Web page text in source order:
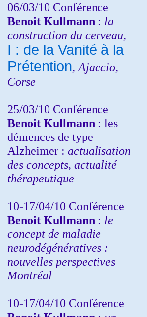
06/03/10 Conférence
Benoit Kullmann : la
construction du cerveau,
I : de la Vanité à la
Prétention, Ajaccio,
Corse
25/03/10 Conférence
Benoit Kullmann : les
démences de type
Alzheimer : actualisation
des concepts, actualité
thérapeutique
10-17/04/10 Conférence
Benoit Kullmann : le
concept de maladie
neurodégénératives :
nouvelles perspectives
Montréal
10-17/04/10 Conférence